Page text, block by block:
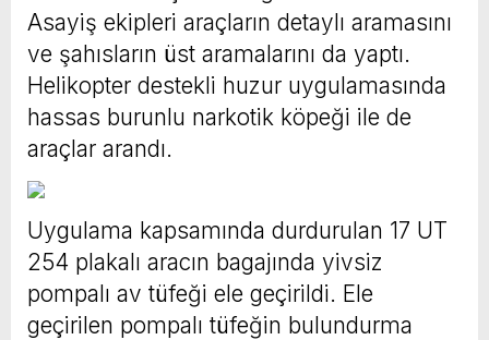
Asayiş ekipleri araçların detaylı aramasını
ve şahısların üst aramalarını da yaptı.
Helikopter destekli huzur uygulamasında
hassas burunlu narkotik köpeği ile de
araçlar arandı.
Uygulama kapsamında durdurulan 17 UT
254 plakalı aracın bagajında yivsiz
pompalı av tüfeği ele geçirildi. Ele
geçirilen pompalı tüfeğin bulundurma